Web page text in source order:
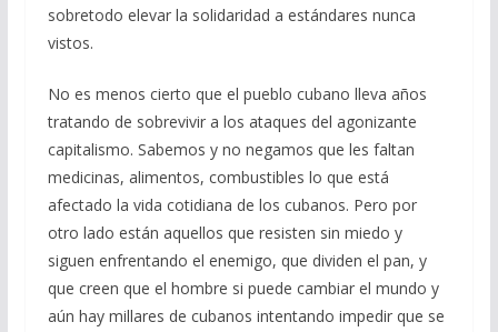
sobretodo elevar la solidaridad a estándares nunca
vistos.
No es menos cierto que el pueblo cubano lleva años
tratando de sobrevivir a los ataques del agonizante
capitalismo. Sabemos y no negamos que les faltan
medicinas, alimentos, combustibles lo que está
afectado la vida cotidiana de los cubanos. Pero por
otro lado están aquellos que resisten sin miedo y
siguen enfrentando el enemigo, que dividen el pan, y
que creen que el hombre si puede cambiar el mundo y
aún hay millares de cubanos intentando impedir que se